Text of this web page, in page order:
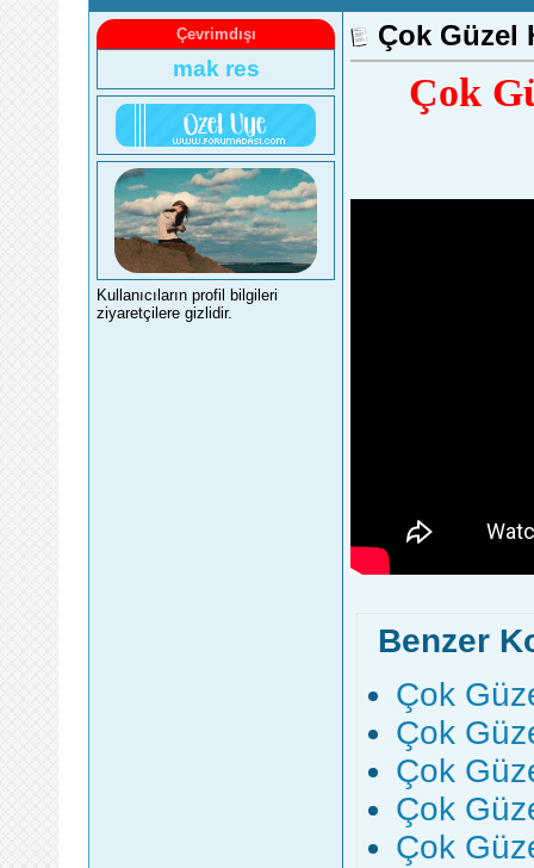
Çevrimdışı
mak res
Kullanıcıların profil bilgileri
ziyaretçilere gizlidir.
Çok Güzel
Çok
Benzer
Çok
Çok
Çok
Çok
Çok